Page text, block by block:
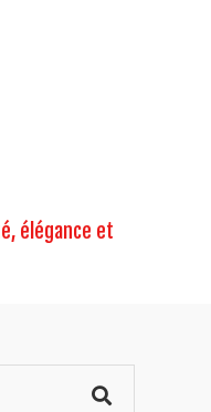
élégance et